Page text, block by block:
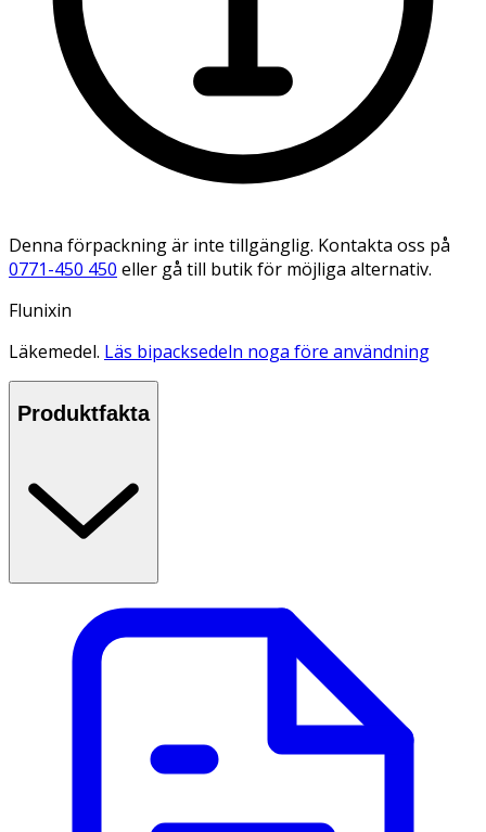
Denna förpackning är inte tillgänglig. Kontakta oss på
0771-450 450 eller gå till butik för möjliga alternativ.
Flunixin
Läkemedel. Läs bipacksedeln noga före användning
Produktfakta